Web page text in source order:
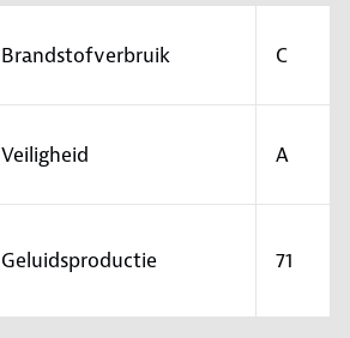
Brandstofverbruik C
Veiligheid A
Geluidsproductie 71